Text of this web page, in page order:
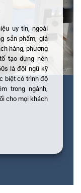
uy tín, ngoài
sản phẩm, giá
hàng, phương
tạo dựng nên
là đội ngũ kỹ
biệt có trình độ
trong ngành,
cho mọi khách